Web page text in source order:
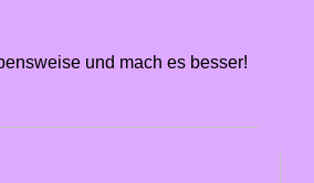
und mach es besser!